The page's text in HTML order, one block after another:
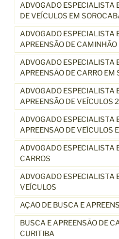
ADVOGADO ESPECIALISTA
DE VEÍCULOS EM
ADVOGADO ESPECIALISTA
APREENSÃO DE CAMINHÃO
ADVOGADO ESPECIALISTA
APREENSÃO DE CARRO EM
ADVOGADO ESPECIALISTA
APREENSÃO DE VEÍCULOS
ADVOGADO ESPECIALISTA
APREENSÃO DE VEÍCULOS
ADVOGADO ESPECIALISTA
CARROS
ADVOGADO ESPECIALISTA
VEÍCULOS
AÇÃO DE BUSCA E
BUSCA E APREENSÃO DE
CURITIBA